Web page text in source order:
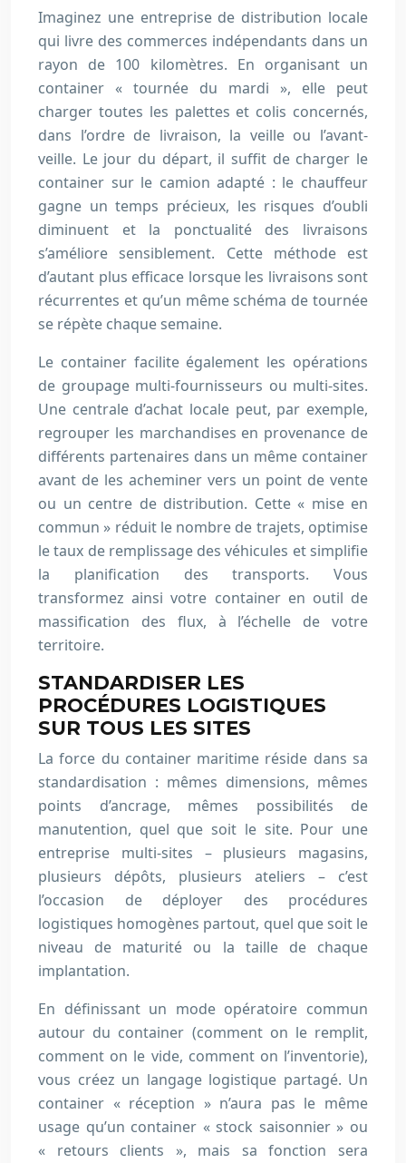
Imaginez une entreprise de distribution locale
qui livre des commerces indépendants dans un
rayon de 100 kilomètres. En organisant un
container « tournée du mardi », elle peut
charger toutes les palettes et colis concernés,
dans l’ordre de livraison, la veille ou l’avant-
veille. Le jour du départ, il suffit de charger le
container sur le camion adapté : le chauffeur
gagne un temps précieux, les risques d’oubli
diminuent et la ponctualité des livraisons
s’améliore sensiblement. Cette méthode est
d’autant plus efficace lorsque les livraisons sont
récurrentes et qu’un même schéma de tournée
se répète chaque semaine.
Le container facilite également les opérations
de groupage multi-fournisseurs ou multi-sites.
Une centrale d’achat locale peut, par exemple,
regrouper les marchandises en provenance de
différents partenaires dans un même container
avant de les acheminer vers un point de vente
ou un centre de distribution. Cette « mise en
commun » réduit le nombre de trajets, optimise
le taux de remplissage des véhicules et simplifie
la planification des transports. Vous
transformez ainsi votre container en outil de
massification des flux, à l’échelle de votre
territoire.
STANDARDISER LES
PROCÉDURES LOGISTIQUES
SUR TOUS LES SITES
La force du container maritime réside dans sa
standardisation : mêmes dimensions, mêmes
points d’ancrage, mêmes possibilités de
manutention, quel que soit le site. Pour une
entreprise multi-sites – plusieurs magasins,
plusieurs dépôts, plusieurs ateliers – c’est
l’occasion de déployer des procédures
logistiques homogènes partout, quel que soit le
niveau de maturité ou la taille de chaque
implantation.
En définissant un mode opératoire commun
autour du container (comment on le remplit,
comment on le vide, comment on l’inventorie),
vous créez un langage logistique partagé. Un
container « réception » n’aura pas le même
usage qu’un container « stock saisonnier » ou
« retours clients », mais sa fonction sera